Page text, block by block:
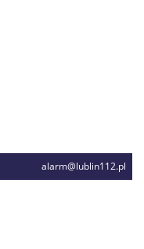
alarm@lublin112.pl